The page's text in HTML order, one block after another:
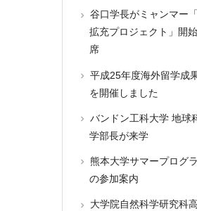
谷口学長がミャンマー
拡充プロジェクト」開
席
平成25年度海外留学成
を開催しました
バンドン工科大学 地球
学部長が来学
熊本大学サマープログ
の参加案内
大学院自然科学研究科